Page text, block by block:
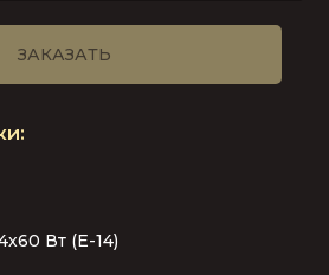
ЗАКАЗАТЬ
Вт (Е-14)